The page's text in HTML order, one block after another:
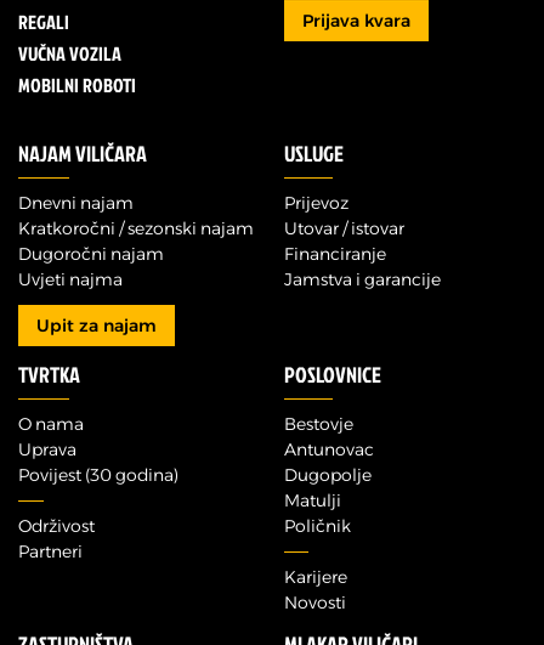
REGALI
VUČNA VOZILA
MOBILNI ROBOTI
Prijava kvara
NAJAM VILIČARA
Dnevni najam
Kratkoročni / sezonski najam
Dugoročni najam
Uvjeti najma
Upit za najam
USLUGE
Prijevoz
Utovar / istovar
Financiranje
Jamstva i garancije
TVRTKA
O nama
Uprava
Povijest (30 godina)
Održivost
Partneri
POSLOVNICE
Bestovje
Antunovac
Dugopolje
Matulji
Poličnik
Karijere
Novosti